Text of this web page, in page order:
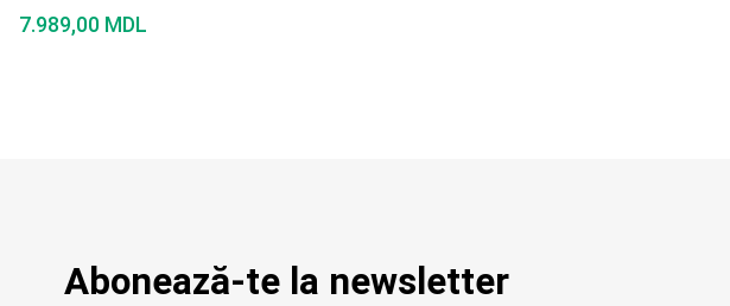
7.989,00 MDL
Abonează-te la newsletter